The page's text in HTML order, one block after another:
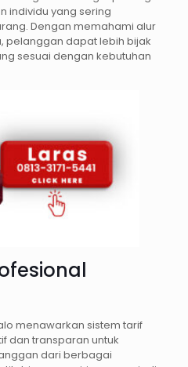
individu yang sering
Dengan memahami alur
pelanggan dapat lebih bijak
sesuai dengan kebutuhan
menawarkan sistem tarif
dan transparan untuk
dari berbagai